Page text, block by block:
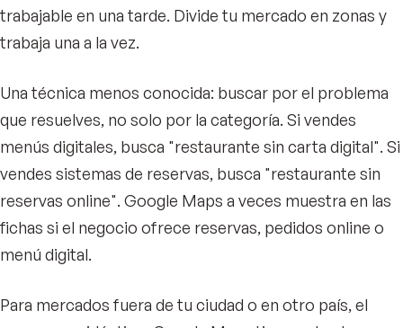
trabajable en una tarde. Divide tu mercado en zonas y
trabaja una a la vez.
Una técnica menos conocida: buscar por el problema
que resuelves, no solo por la categoría. Si vendes
menús digitales, busca "restaurante sin carta digital". Si
vendes sistemas de reservas, busca "restaurante sin
reservas online". Google Maps a veces muestra en las
fichas si el negocio ofrece reservas, pedidos online o
menú digital.
Para mercados fuera de tu ciudad o en otro país, el